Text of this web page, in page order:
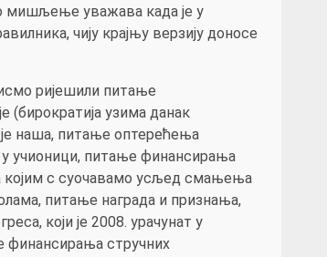
мишљење уважава када је у
чију крајњу верзију доносе
ријешили питање
узима данак
наша, питање оптерећења
у учионици, питање финансирања
којим с суочавамо усљед смањења
питање награда и признања,
који је 2008. урачунат у
финансирања стручних